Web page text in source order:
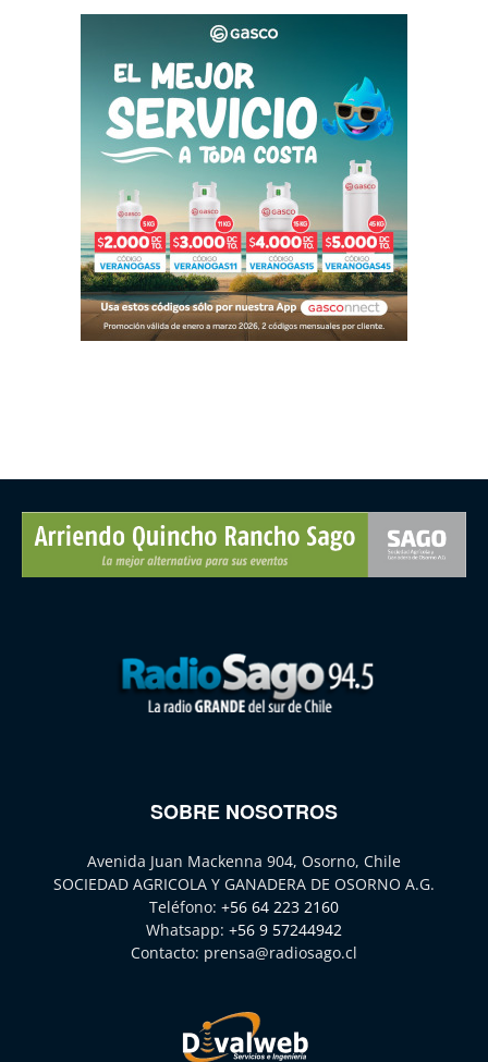
SOBRE NOSOTROS
Avenida Juan Mackenna 904, Osorno, Chile
SOCIEDAD AGRICOLA Y GANADERA DE OSORNO A.G.
Teléfono: +56 64 223 2160
Whatsapp: +56 9 57244942
Contacto: prensa@radiosago.cl